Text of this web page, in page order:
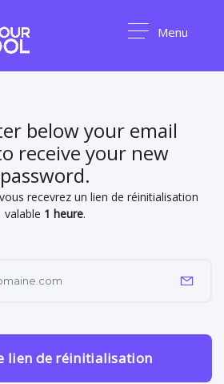
Menu
below your email
receive your new
password.
recevrez un lien de réinitialisation
valable 1 heure.
lien de réinitialisation